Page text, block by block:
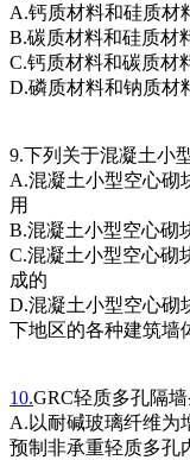
A.钙质材料和硅质材
B.碳质材料和硅质材
C.钙质材料和碳质材
D.磷质材料和钠质材
9.下列关于混凝土小
A.混凝土小型空心砌
用
B.混凝土小型空心砌
C.混凝土小型空心砌
成的
D.混凝土小型空心砌
下地区的各种建筑墙
10.GRC轻质多孔隔
A.以耐碱玻璃纤维为
预制非承重轻质多孔